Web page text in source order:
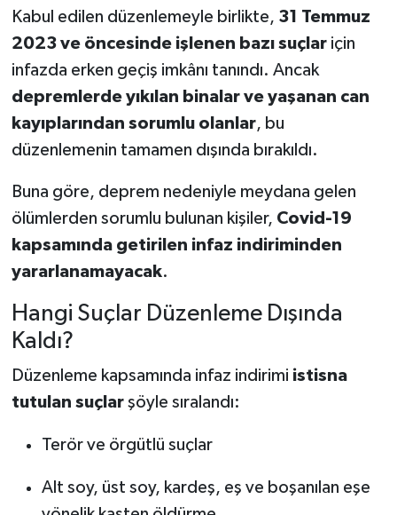
Kabul edilen düzenlemeyle birlikte, 31 Temmuz
2023 ve öncesinde işlenen bazı suçlariçin
infazda erken geçiş imkânı tanındı. Ancak
depremlerde yıkılan binalar ve yaşanan can
kayıplarından sorumlu olanlar, bu
düzenlemenin tamamen dışında bırakıldı.
Buna göre, deprem nedeniyle meydana gelen
ölümlerden sorumlu bulunan kişiler, Covid-19
kapsamında getirilen infaz indiriminden
yararlanamayacak.
Hangi Suçlar Düzenleme Dışında
Kaldı?
Düzenleme kapsamında infaz indirimi istisna
tutulan suçlarşöyle sıralandı:
Terör ve örgütlü suçlar
Alt soy, üst soy, kardeş, eş ve boşanılan eşe